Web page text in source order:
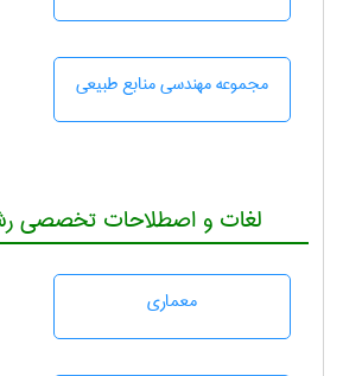
مجموعه مهندسی منابع طبيعی
لغات و اصطلاحات تخصصی
معماری